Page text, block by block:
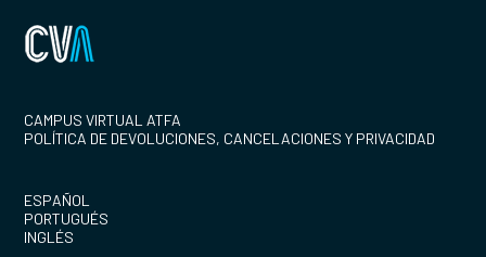
CAMPUS VIRTUAL ATFA
POLÍTICA DE DEVOLUCIONES, CANCELACIONES Y PRIVACIDAD
ESPAÑOL
PORTUGUÉS
INGLÉS